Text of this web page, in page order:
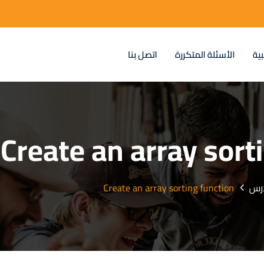
الأسئلة المتكررة اتصل بنا
Create an array
Create an array sorting function